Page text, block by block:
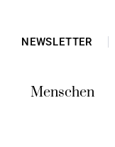
NEWSLETTER
Menschen